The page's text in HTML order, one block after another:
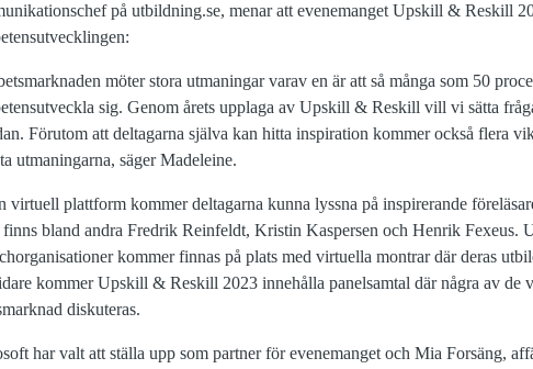
på utbildning.se, menar att evenemanget Upskill & Reskill
möter stora utmaningar varav en är att så många som 50
sig. Genom årets upplaga av Upskill & Reskill vill vi sätta
Förutom att deltagarna själva kan hitta inspiration kommer också flera
utmaningarna, säger Madeleine.
virtuell plattform kommer deltagarna kunna lyssna på inspirerande
finns bland andra Fredrik Reinfeldt, Kristin Kaspersen och Henrik Fexeus.
kommer finnas på plats med virtuella montrar där deras
kommer Upskill & Reskill 2023 innehålla panelsamtal där några av de
diskuteras.
har valt att ställa upp som partner för evenemanget och Mia Forsäng,